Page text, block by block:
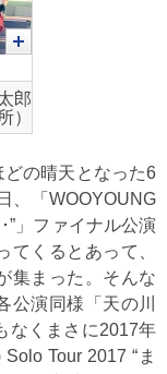
郎
）
の晴天となった6
、「WOOYOUNG
”」ファイナル公演
てくるとあって、
集まった。そんな
公演同様「天の川
なくまさに2017年
Tour 2017 “ま